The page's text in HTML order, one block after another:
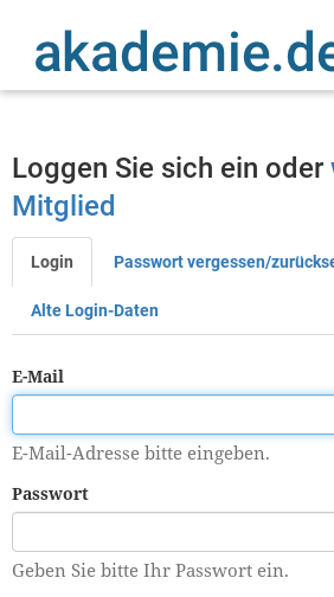
Inhalt
Loggen Sie sich ein oder
Mitglied
Primäre
Reiter
Login Passwort vergessen/
Alte Login-Daten
E-Mail
E-Mail-Adresse bitte eingeben.
Passwort
Geben Sie bitte Ihr Passwort ein.